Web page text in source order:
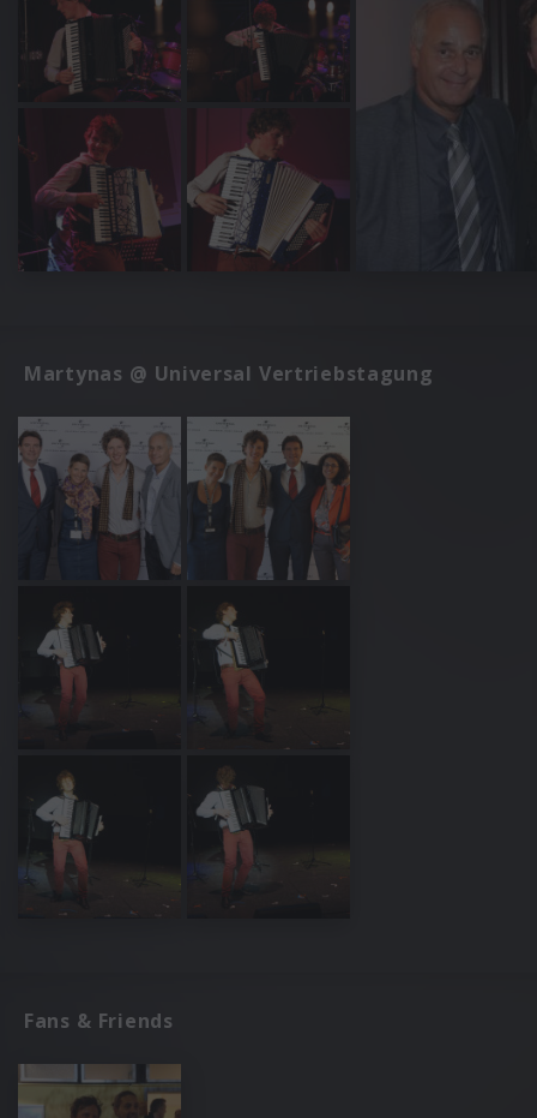
Martynas @ Universal Vertriebstagung
Fans & Friends